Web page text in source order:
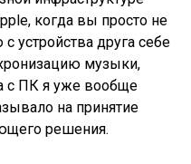
когда вы просто не
устройства друга себе
музыки,
с ПК я уже вообще
на принятие
решения.